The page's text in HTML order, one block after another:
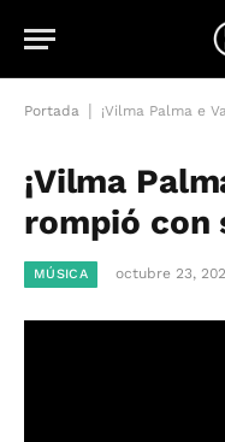
Portada ¡Vilma Palma e
¡Vilma
rompió con
MÚSICA octubre 23,